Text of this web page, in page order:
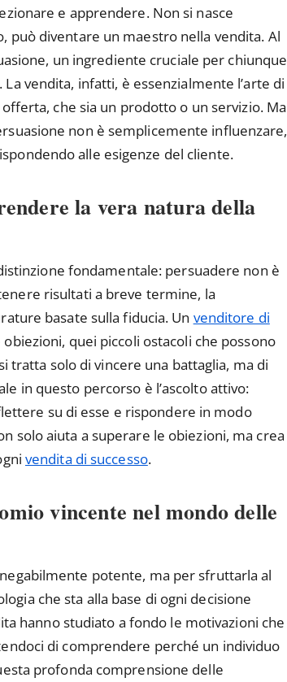
e apprendere. Non si nasce
può diventare un maestro nella vendita. Al
un ingrediente cruciale per chiunque
vendita, infatti, è essenzialmente l’arte di
che sia un prodotto o un servizio. Ma
non è semplicemente influenzare,
alle esigenze del cliente.
la vera natura della
fondamentale: persuadere non è
risultati a breve termine, la
basate sulla fiducia. Un venditore di
obiezioni, quei piccoli ostacoli che possono
tratta solo di vincere una battaglia, ma di
in questo percorso è l’ascolto attivo:
su di esse e rispondere in modo
solo aiuta a superare le obiezioni, ma crea
vendita di successo.
vincente nel mondo delle
potente, ma per sfruttarla al
che sta alla base di ogni decisione
hanno studiato a fondo le motivazioni che
di comprendere perché un individuo
profonda comprensione delle